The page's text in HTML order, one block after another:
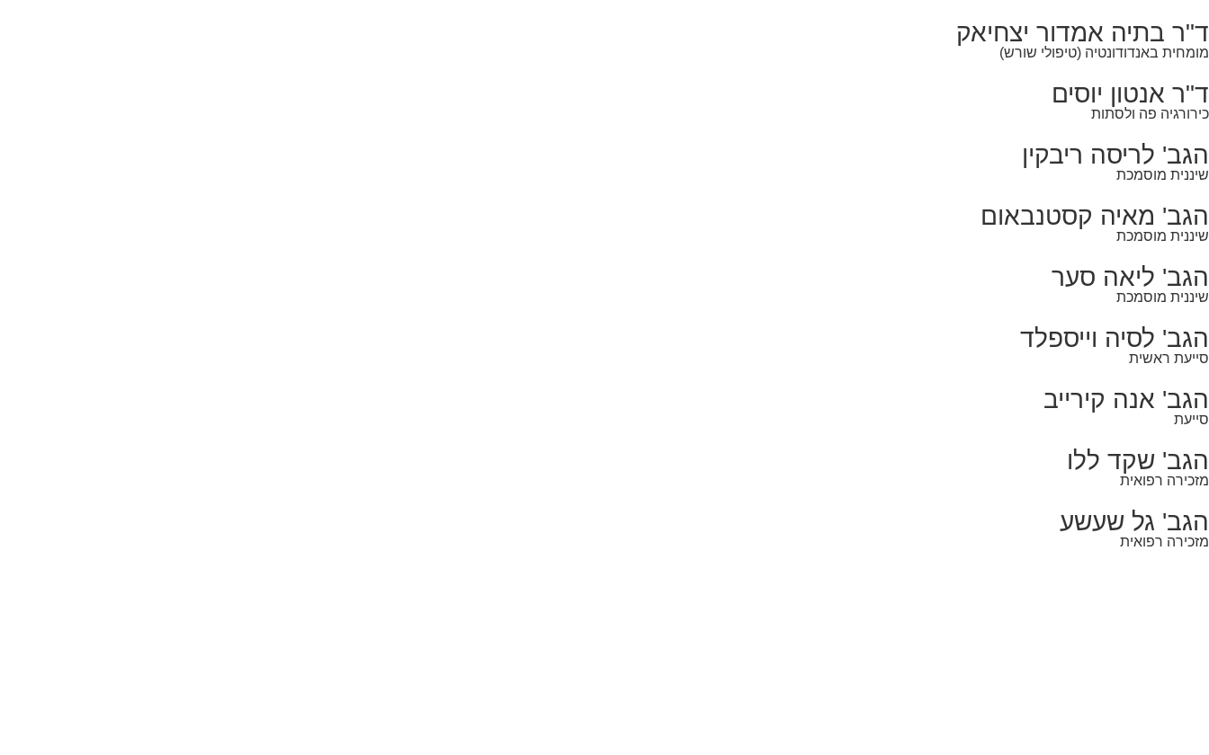
ד"ר בתיה אמדור יצחיאק
מומחית באנדודונטיה (טיפולי שורש)
ד"ר אנטון יוסים
כירורגיה פה ולסתות
הגב' לריסה ריבקין
שיננית מוסמכת
הגב' מאיה קסטנבאום
שיננית מוסמכת
הגב' ליאה סער
שיננית מוסמכת
הגב' לסיה וייספלד
סייעת ראשית
הגב' אנה קירייב
סייעת
הגב' שקד ללו
מזכירה רפואית
הגב' גל שעשע
מזכירה רפואית